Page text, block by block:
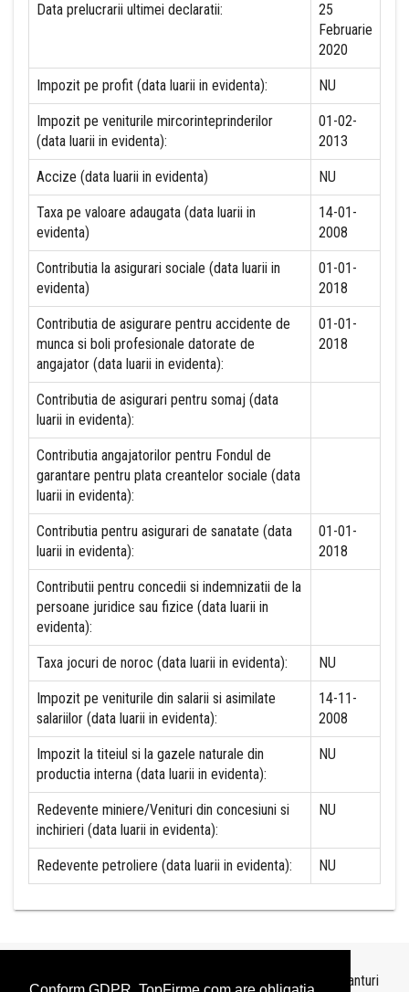
Data prelucrarii ultimei declaratii:
25
Februarie
2020
Impozit pe profit (data luarii in evidenta): NU
Impozit pe veniturile mircorinteprinderilor
(data luarii in evidenta):
01-02-
2013
Accize (data luarii in evidenta) NU
Taxa pe valoare adaugata (data luarii in
evidenta)
14-01-
2008
Contributia la asigurari sociale (data luarii in
evidenta)
01-01-
2018
Contributia de asigurare pentru accidente de
munca si boli profesionale datorate de
angajator (data luarii in evidenta):
01-01-
2018
Contributia de asigurari pentru somaj (data
luarii in evidenta):
Contributia angajatorilor pentru Fondul de
garantare pentru plata creantelor sociale (data
luarii in evidenta):
Contributia pentru asigurari de sanatate (data
luarii in evidenta):
01-01-
2018
Contributii pentru concedii si indemnizatii de la
persoane juridice sau fizice (data luarii in
evidenta):
Taxa jocuri de noroc (data luarii in evidenta): NU
Impozit pe veniturile din salarii si asimilate
salariilor (data luarii in evidenta):
14-11-
2008
Impozit la titeiul si la gazele naturale din
productia interna (data luarii in evidenta):
NU
Redevente miniere/Venituri din concesiuni si
inchirieri (data luarii in evidenta):
NU
Redevente petroliere (data luarii in evidenta): NU
Topurile sunt realizate deTopFirme pe baza ultimelor bilanturi